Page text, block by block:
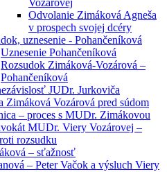
Odvolanie Zimáková Agneša
v prospech svojej dcéry
uznesenie - Pohančeníková
Uznesenie Pohančeníková
Rozsudok Zimáková-Vozárová –
Pohančeníková
JUDr. Jurkoviča
Zimáková Vozárová pred súdom
– proces s MUDr. Zimákovou
MUDr. Viery Vozárovej –
rozsudku
– sťažnosť
– Peter Vačok a výsluch Viery